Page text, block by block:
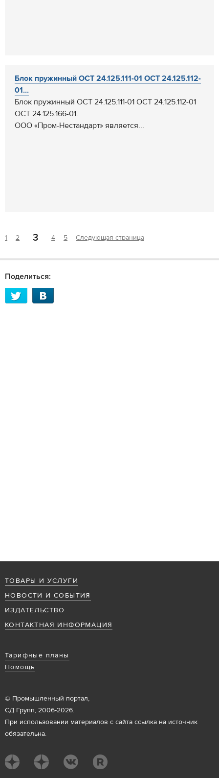
Блок пружинный ОСТ 24.125.111-01 ОСТ 24.125.112-
01...
Блок пружинный ОСТ 24.125.111-01 ОСТ 24.125.112-01
ОСТ 24.125.166-01.
ООО «Пром-Нестандарт» является...
1 2 3 4 5 Следующая страница
Поделиться:
ТОВАРЫ И УСЛУГИ
НОВОСТИ И СОБЫТИЯ
ИЗДАТЕЛЬСТВО
КОНТАКТНАЯ ИНФОРМАЦИЯ
Тарифные планы
Помощь
© Промышленный портал,
СД Групп, 2006-2026.
При использовании материалов с сайта ссылка на источник
обязательна.